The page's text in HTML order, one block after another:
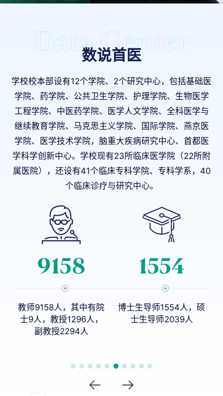
数说首医
学校校本部设有12个学院、2个研究中心，包括基础医
学院、药学院、公共卫生学院、护理学院、生物医学
工程学院、中医药学院、医学人文学院、全科医学与
继续教育学院、马克思主义学院、国际学院、燕京医
学院、医学技术学院，脑重大疾病研究中心、首都医
学科学创新中心。学校现有23所临床医学院（22所附
属医院），还设有41个临床专科学院、专科学系，40
个临床诊疗与研究中心。
9158
教师9158人，其中有院
士9人，教授1296人，
副教授2294人
1554
博士生导师1554人，硕
士生导师2039人